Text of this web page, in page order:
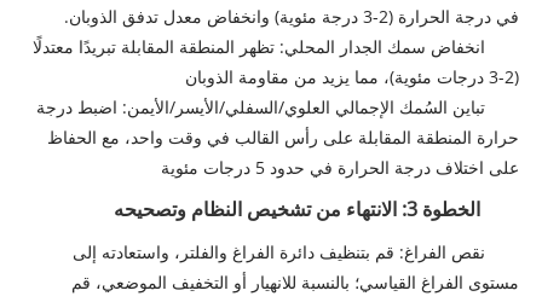
في درجة الحرارة (2-3 درجة مئوية) وانخفاض معدل تدفق الذوبان.
انخفاض سمك الجدار المحلي: تظهر المنطقة المقابلة تبريدًا معتدلًا
تباين السُمك الإجمالي العلوي/السفلي/الأيسر/الأيمن: اضبط درجة
حرارة المنطقة المقابلة على رأس القالب في وقت واحد، مع الحفاظ
على اختلاف درجة الحرارة في حدود 5 درجات مئوية
الخطوة 3: الانتهاء من تشخيص النظام وتصحيحه
نقص الفراغ: قم بتنظيف دائرة الفراغ والفلتر، واستعادته إلى
مستوى الفراغ القياسي؛ بالنسبة للانهيار أو التخفيف الموضعي، قم